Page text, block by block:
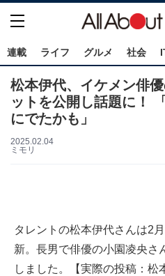
連載 ライフ グルメ 社会
松本伊代、イケメン俳
ットを公開し話題に！
にでたかも」
2025.02.04
ミモリ
タレントの松本伊代さんは2
新。長男で俳優の小園凌央さ
しました。【実際の投稿：松